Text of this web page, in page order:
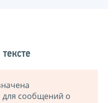
для сообщений о